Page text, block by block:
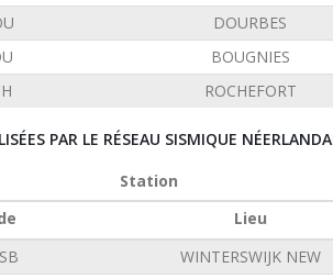
DOURBES
BOUGNIES
ROCHEFORT
PAR LE RÉSEAU SISMIQUE
Station
Lieu
WINTERSWIJK NEW